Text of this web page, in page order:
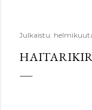
Julkaistu: